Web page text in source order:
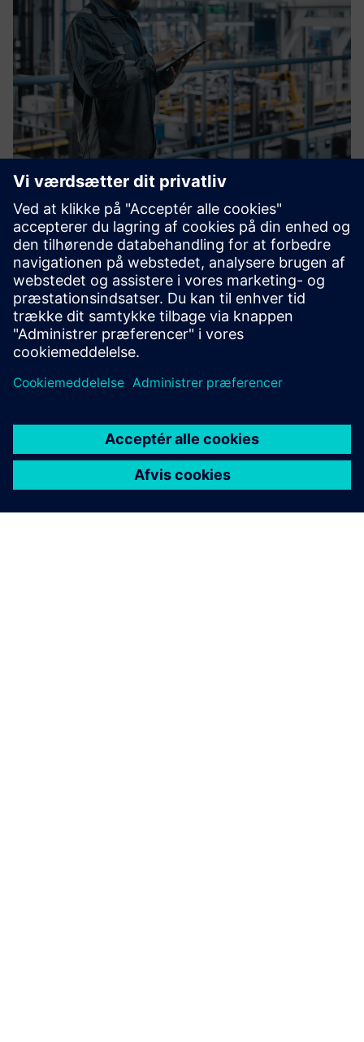
OT Blueprint
Hurtigere udrulninger, ensartet sikkerhed, færre
overraskelser ved go-live. OT Blueprint er den fælles
Siemens/Entiretec designstandard for nye og
ekspanderende produktionslinjer, bygget til IT/OT-
arkitekter, der har brug for påli...
Få mere at vide